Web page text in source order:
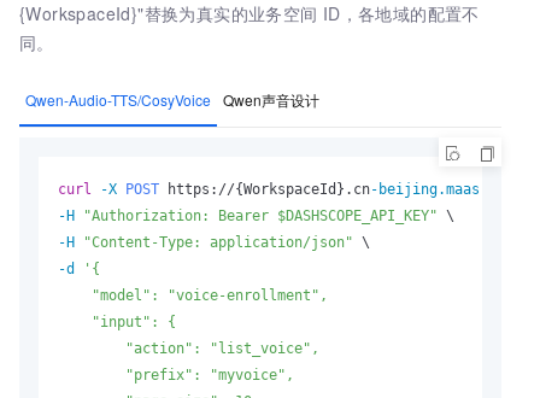
{WorkspaceId}"替换为真实的业务空间 ID，各地域的配置不
同。
Qwen-Audio-TTS/CosyVoice Qwen声音设计
curl -X POST https://{WorkspaceId}.cn-
-H
"Authorization: Bearer $DASHSCOPE_API_KEY"
-H
"Content-Type: application/json"
-d
'{
    "model": "voice-enrollment",
    "input": {
        "action": "list_voice",
        "prefix": "myvoice",